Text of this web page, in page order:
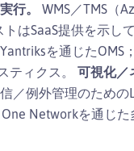
実行。
WMS／TMS（
はSaaS提供を示して
Yantriksを通じたOMS
ティクス。 可視化／
／例外管理のための
Networkを通じた